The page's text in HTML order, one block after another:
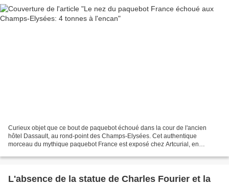
Curieux objet que ce bout de paquebot échoué dans la cour de l'ancien
hôtel Dassault, au rond-point des Champs-Elysées. Cet authentique
morceau du mythique paquebot France est exposé chez Artcurial, en
L'absence de la statue de Charles Fourier et la